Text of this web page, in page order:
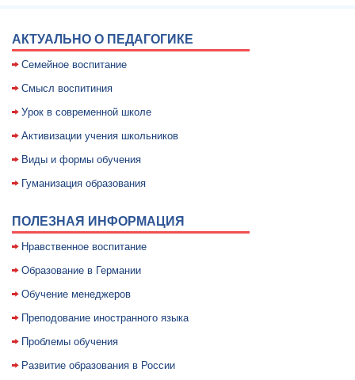
АКТУАЛЬНО О ПЕДАГОГИКЕ
Семейное воспитание
Смысл воспитиния
Уpок в совpеменной школе
Активизации учения школьников
Виды и формы обучения
Гуманизация образования
ПОЛЕЗНАЯ ИНФОРМАЦИЯ
Нравственное воспитание
Образование в Германии
Обучение менеджеров
Преподование иностранного языка
Проблемы обучения
Развитие образования в России